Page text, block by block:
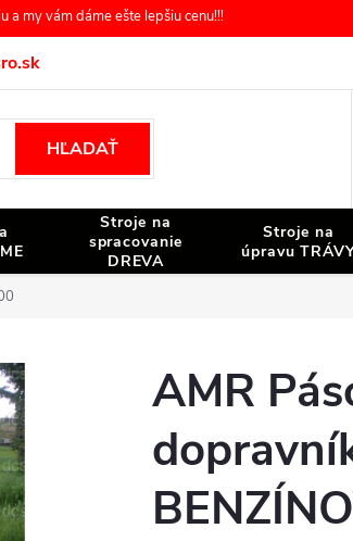
a my vám dáme ešte lepšiu cenu!!!
Odstúpenie od zmluvy
HĽADAŤ
Stroje na
spracovanie
DREVA
Stroje na
úpravu
AMR